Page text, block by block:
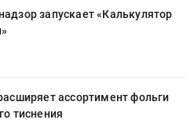
запускает «Калькулятор
ассортимент фольги
тиснения